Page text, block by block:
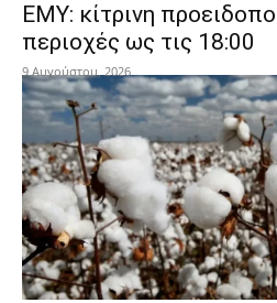
ΕΜΥ: κίτρινη
περιοχές ως τις 18:00
9 Αυγούστου, 2026